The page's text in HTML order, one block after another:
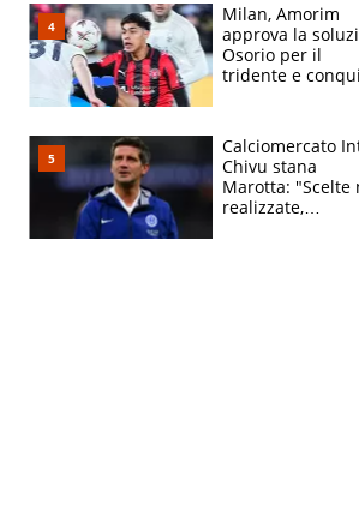
Milan, Amorim
approva la
Osorio per il
tridente e
Allegri
Calciomercato
Chivu stana
Marotta: "Scelte
realizzate,